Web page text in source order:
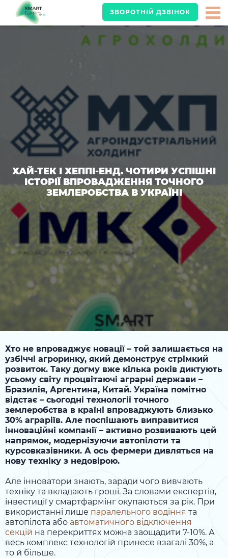
ЗВОРОТНІЙ ДЗВІНОК
ХАЙ-ТЕК І ХЕППІ-ЕНД. ЧОТИРИ УСПІШНІ
ІСТОРІЇ ВПРОВАДЖЕННЯ ТОЧНОГО
ЗЕМЛЕРОБСТВА В УКРАЇНІ
Хто не впроваджує новації – той залишається на
узбіччі агроринку, який демонструє стрімкий
розвиток. Таку догму вже кілька років диктують
усьому світу процвітаючі аграрні держави –
Бразилія, Аргентина, Китай. Україна помітно
відстає – сьогодні технології точного
землеробства в країні впроваджують близько
30% аграріїв. Але поспішають виправитися
інноваційні компанії – активно розвивають цей
напрямок, модернізуючи автопілоти та
курсовказівники. А ось фермери дивляться на
нову техніку з недовірою.
Але інноватори знають, заради чого вивчають
техніку та вкладають гроші. За словами експертів,
інвестиції у смартфармінг окупаються за рік. При
використанні лише паралельного водіння та
автопілота або автоматичного відключення
секцій на перекриттях можна заощадити 7-10%. А
весь комплекс технологій принесе взагалі 30%, а
то й більше.